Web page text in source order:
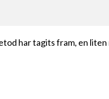
har tagits fram, en